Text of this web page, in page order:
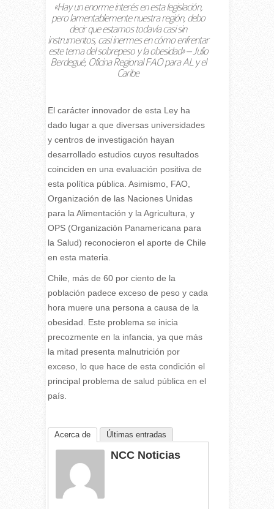
«Hay un enorme interés en esta legislación,
pero lamentablemente nuestra región, debo
decir que estamos todavía casi sin
instrumentos, casi inermes en cómo enfrentar
este tema del sobrepeso y la obesidad» – Julio
Berdegué, Oficina Regional FAO para AL y el
Caribe
El carácter innovador de esta Ley ha
dado lugar a que diversas universidades
y centros de investigación hayan
desarrollado estudios cuyos resultados
coinciden en una evaluación positiva de
esta política pública. Asimismo, FAO,
Organización de las Naciones Unidas
para la Alimentación y la Agricultura, y
OPS (Organización Panamericana para
la Salud) reconocieron el aporte de Chile
en esta materia.
Chile, más de 60 por ciento de la
población padece exceso de peso y cada
hora muere una persona a causa de la
obesidad. Este problema se inicia
precozmente en la infancia, ya que más
la mitad presenta malnutrición por
exceso, lo que hace de esta condición el
principal problema de salud pública en el
país.
Acerca de Últimas entradas
NCC Noticias